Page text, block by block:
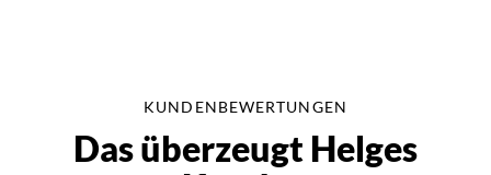
KUNDENBEWERTUNGEN
Das überzeugt Helges